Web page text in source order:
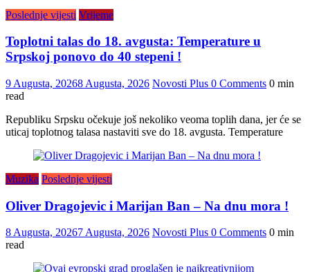
Poslednje vijesti Vrijeme
Toplotni talas do 18. avgusta: Temperature u
Srpskoj ponovo do 40 stepeni !
9 Augusta, 20268 Augusta, 2026 Novosti Plus 0 Comments 0 min
read
Republiku Srpsku očekuje još nekoliko veoma toplih dana, jer će se
uticaj toplotnog talasa nastaviti sve do 18. avgusta. Temperature
Muzika Poslednje vijesti
Oliver Dragojevic i Marijan Ban – Na dnu mora !
8 Augusta, 20267 Augusta, 2026 Novosti Plus 0 Comments 0 min
read